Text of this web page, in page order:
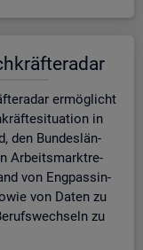
er­mög­licht
in
den Bun­des­län­
Ar­beits­markt­re­
von Eng­pas­sin­
von Daten zu
zu